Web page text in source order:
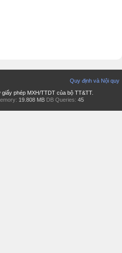
Quy định và Nội quy
phép MXH/TTDT của bộ TT&TT.
19.808 MB DB Queries: 45